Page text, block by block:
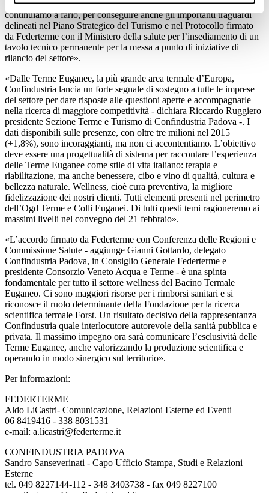
Fanucci e Camani, con i quali abbiamo intensamente collaborato, e
continuiamo a farlo, per conseguire anche gli importanti traguardi
delineati nel Piano Strategico del Turismo e nel Protocollo firmato
da Federterme con il Ministero della salute per l’insediamento di un
tavolo tecnico permanente per la messa a punto di iniziative di
rilancio del settore».
«Dalle Terme Euganee, la più grande area termale d’Europa,
Confindustria lancia un forte segnale di sostegno a tutte le imprese
del settore per dare risposte alle questioni aperte e accompagnarle
nella ricerca di maggiore competitività - dichiara Riccardo Ruggiero
presidente Sezione Terme e Turismo di Confindustria Padova -. I
dati disponibili sulle presenze, con oltre tre milioni nel 2015
(+1,8%), sono incoraggianti, ma non ci accontentiamo. L’obiettivo
deve essere una progettualità di sistema per raccontare l’esperienza
delle Terme Euganee come stile di vita italiano: terapia e
riabilitazione, ma anche benessere, cibo e vino di qualità, cultura e
bellezza naturale. Wellness, cioè cura preventiva, la migliore
fidelizzazione dei nostri clienti. Tutti elementi presenti nel perimetro
dell’Ogd Terme e Colli Euganei. Di tutti questi temi ragioneremo ai
massimi livelli nel convegno del 21 febbraio».
«L’accordo firmato da Federterme con Conferenza delle Regioni e
Commissione Salute - aggiunge Gianni Gottardo, delegato
Confindustria Padova, in Consiglio Generale Federterme e
presidente Consorzio Veneto Acqua e Terme - è una spinta
fondamentale per tutto il settore wellness del Bacino Termale
Euganeo. Ci sono maggiori risorse per i rimborsi sanitari e si
riconosce il ruolo determinante della Fondazione per la ricerca
scientifica termale Forst. Un risultato decisivo della rappresentanza
Confindustria quale interlocutore autorevole della sanità pubblica e
privata. Il massimo impegno ora sarà comunicare l’esclusività delle
Terme Euganee, anche valorizzando la produzione scientifica e
operando in modo sinergico sul territorio».
Per informazioni:
FEDERTERME
Aldo LiCastri- Comunicazione, Relazioni Esterne ed Eventi
06 8419416 - 338 8031531
e-mail: a.licastri@federterme.it
CONFINDUSTRIA PADOVA
Sandro Sanseverinati - Capo Ufficio Stampa, Studi e Relazioni
Esterne
tel. 049 8227144-112 - 348 3403738 - fax 049 8227100